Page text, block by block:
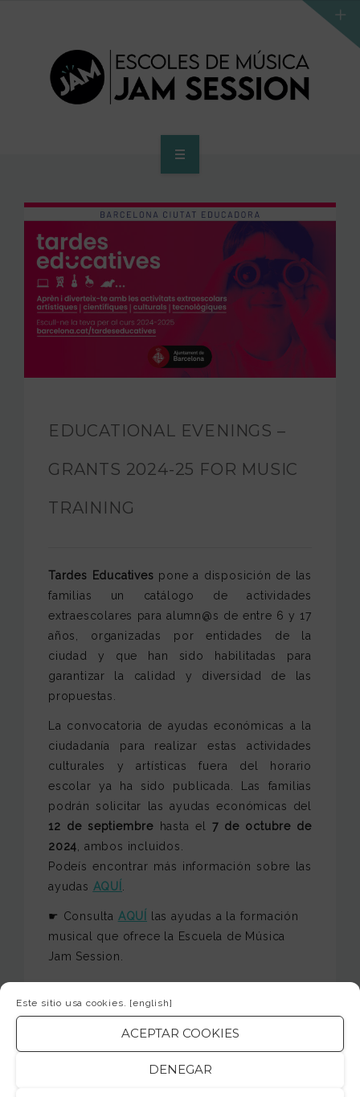
Este sitio usa cookies. [english]
ACEPTAR COOKIES
DENEGAR
SCHOOL
ACCES PROGRAM TO HIGHER SCHOOL
HIGHER SCHOOL
EDUCATIONAL EVENINGS –
GRANTS 2024-25 FOR MUSIC
TRAINING
Tardes Educatives pone a disposición de las
familias un catálogo de actividades
extraescolares para alumn@s de entre 6 y 17
años, organizadas por entidades de la
ciudad y que han sido habilitadas para
garantizar la calidad y diversidad de las
propuestas.
La convocatoria de ayudas económicas a la
ciudadanía para realizar estas actividades
culturales y artísticas fuera del horario
escolar ya ha sido publicada. Las familias
podrán solicitar las ayudas económicas del
12 de septiembre hasta el7 de octubre de
2024 , ambos incluidos.
Podeís encontrar más información sobre las
ayudas AQUÍ
☛ Consulta AQUÍ
las ayudas a la formación
musical que ofrece la Escuela de Música
Jam Session.